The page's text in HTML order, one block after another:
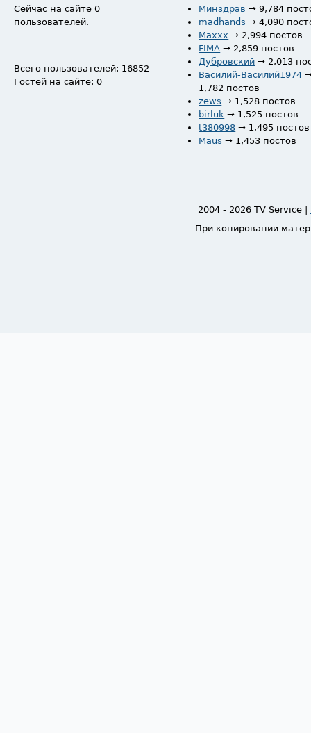
Сейчас на сайте 0
пользователей.
Всего пользователей: 16852
Гостей на сайте: 0
Минздрав → 9,784
madhands → 4,090
Maxxx → 2,994 постов
FIMA → 2,859 постов
Дубровский → 2,013
Василий-Василий1974
1,782 постов
zews → 1,528 постов
birluk → 1,525 постов
t380998 → 1,495 постов
Maus → 1,453 постов
2004 - 2026 TV Service |
При копировании